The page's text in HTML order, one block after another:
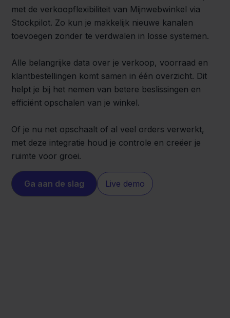
met de verkoopflexibiliteit van Mijnwebwinkel via
Stockpilot. Zo kun je makkelijk nieuwe kanalen
toevoegen zonder te verdwalen in losse systemen.
Alle belangrijke data over je verkoop, voorraad en
klantbestellingen komt samen in één overzicht. Dit
helpt je bij het nemen van betere beslissingen en
efficiënt opschalen van je winkel.
Of je nu net opschaalt of al veel orders verwerkt,
met deze integratie houd je controle en creëer je
ruimte voor groei.
Ga aan de slag Live demo